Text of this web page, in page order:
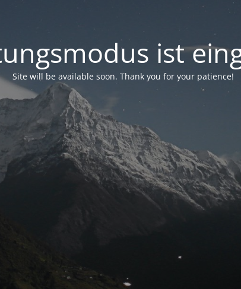
ist
Site will be available soon. Thank you for your patience!